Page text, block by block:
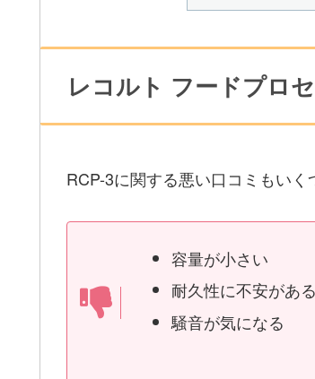
レコルト フードプロ
RCP-3に関する悪い口コミもいく
容量が小さい
耐久性に不安がある
騒音が気になる